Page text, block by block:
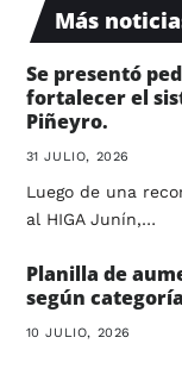
Más
Se presentó
fortalecer el
Piñeyro.
31 JULIO, 2026
Luego de una
al HIGA Junín,…
Planilla de
según categoría
10 JULIO, 2026